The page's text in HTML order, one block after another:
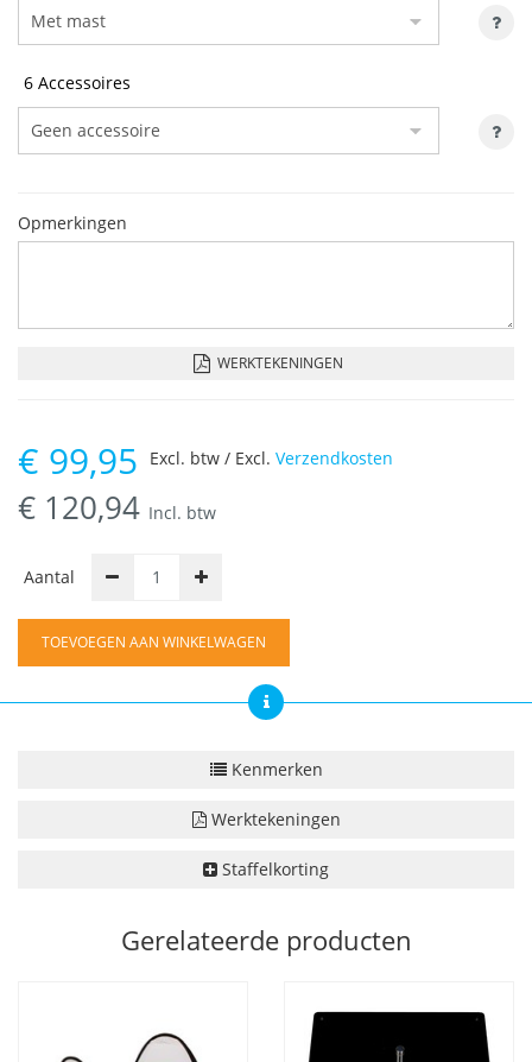
6 Accessoires
Opmerkingen
WERKTEKENINGEN
€ 99,95
€ 120,94 Incl. btw
Excl. btw / Excl. Verzendkosten
Aantal
TOEVOEGEN AAN WINKELWAGEN
Kenmerken
Werktekeningen
Staffelkorting
Gerelateerde producten